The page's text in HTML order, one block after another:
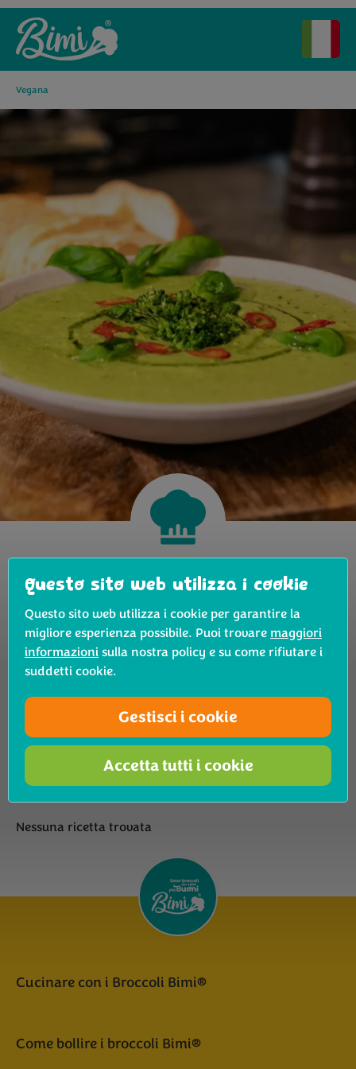
Vegana
Vegana
Filtra ricette
Mostra risultati
Nessuna ricetta trovata
Questo sito web utilizza i cookie
Questo sito web utilizza i cookie per garantire la
migliore esperienza possibile. Puoi trovare maggiori
informazionisulla nostra policy e su come rifiutare i
suddetti cookie.
Gestisci i cookie
Accetta tutti i cookie
Cucinare con i Broccoli Bimi®
Come bollire i broccoli Bimi®